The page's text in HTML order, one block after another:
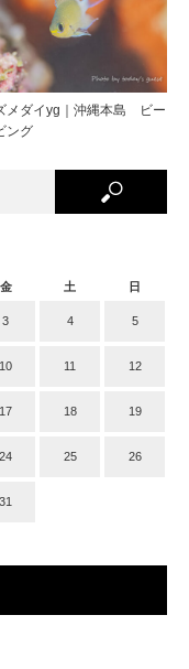
メダイyg｜沖縄本島 ビー
ング
金 土 日
3 4 5
10 11 12
17 18 19
24 25 26
31